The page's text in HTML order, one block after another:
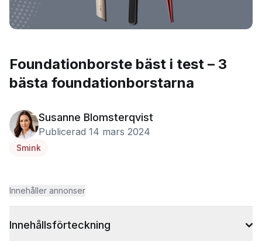
Foundationborste bäst i test – 3
bästa foundationborstarna
Susanne Blomsterqvist
Publicerad 14 mars 2024
Smink
Innehåller annonser
Innehållsförteckning